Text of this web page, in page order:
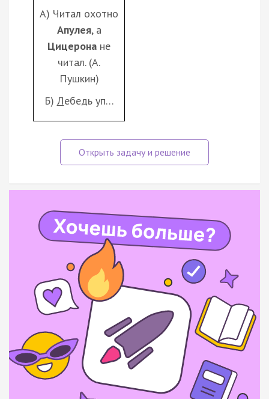
А) Читал охотно
Апулея, а
Цицерона не
читал. (А.
Пушкин)
Б) Лебедь уп…